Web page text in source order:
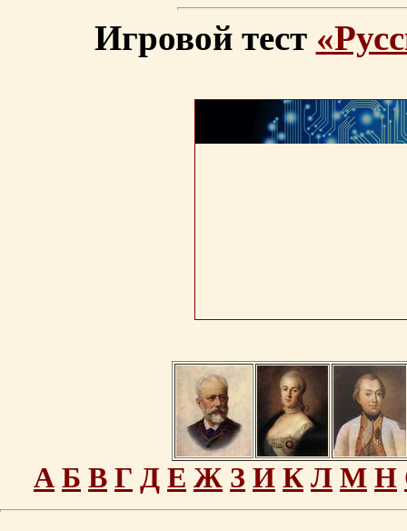
Игровой тест
А Б В Г Д Е Ж З И К Л М Н